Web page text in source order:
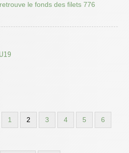
le fonds des filets 776
1 2 3 4 5 6